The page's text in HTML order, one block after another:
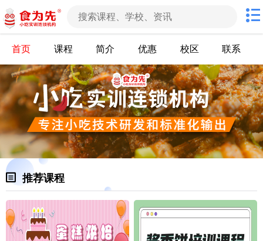
首页 课程 简介 优惠 校区 联系
推荐课程